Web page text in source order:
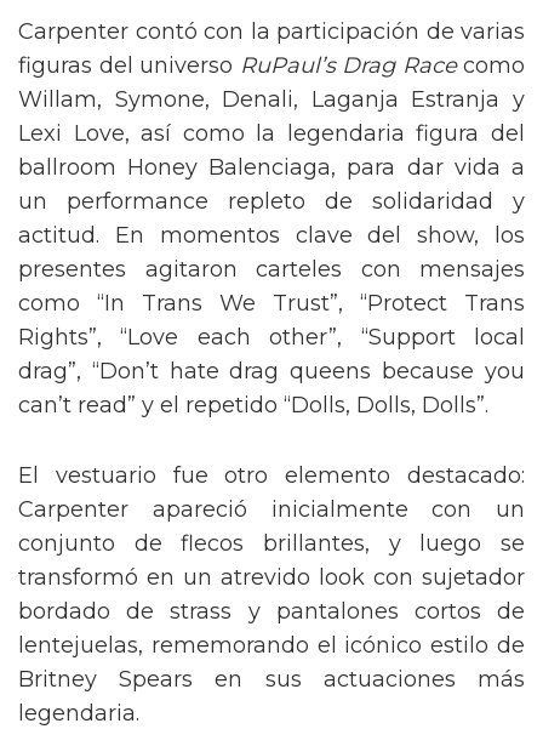
Carpenter contó con la participación de varias
figuras del universo RuPaul’s Drag Racecomo
Willam, Symone, Denali, Laganja Estranja y
Lexi Love, así como la legendaria figura del
ballroom Honey Balenciaga, para dar vida a
un performance repleto de solidaridad y
actitud. En momentos clave del show, los
presentes agitaron carteles con mensajes
como “In Trans We Trust”, “Protect Trans
Rights”, “Love each other”, “Support local
drag”, “Don’t hate drag queens because you
can’t read” y el repetido “Dolls, Dolls, Dolls”.
El vestuario fue otro elemento destacado:
Carpenter apareció inicialmente con un
conjunto de flecos brillantes, y luego se
transformó en un atrevido look con sujetador
bordado de strass y pantalones cortos de
lentejuelas, rememorando el icónico estilo de
Britney Spears en sus actuaciones más
legendaria.